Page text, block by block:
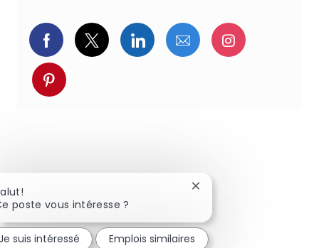
Partager via Facebook
Partager via twitter
Partager via LinkedIn
Partager par e-
Partager
Partager via pinterest
poste vous intéresse ?
Fermer la notification
suis intéressé Emplois similaires